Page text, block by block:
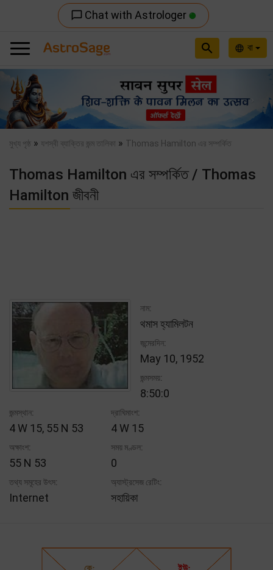
chat_bubble_outline Chat with Astrologer
language বা
search
Previous
মুখ্য পৃষ্ঠ » যশস্বী ব্যাক্তির জন্ম তালিকা » Thomas Hamilton এর সম্পর্কিত
Thomas Hamilton এর সম্পর্কিত / Thomas
Hamilton জীবনী
নাম:
থমাস হ্যামিলটন
জন্মেরদিন:
May 10, 1952
জন্মসময়:
8:50:0
জন্মস্থান:
4 W 15, 55 N 53
দ্রাঘিমাংশ:
4 W 15
অক্ষাংশ:
55 N 53
সময় মণ্ডল:
0
তথ্য সমূহের উৎস:
Internet
অ্যাস্ট্রসেজ রেটিং:
সহায়িকা